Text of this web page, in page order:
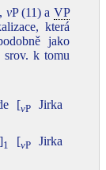
vP (11) a VP
která
jako
srov. k tomu
[vPJirka
1 [vP Jirka